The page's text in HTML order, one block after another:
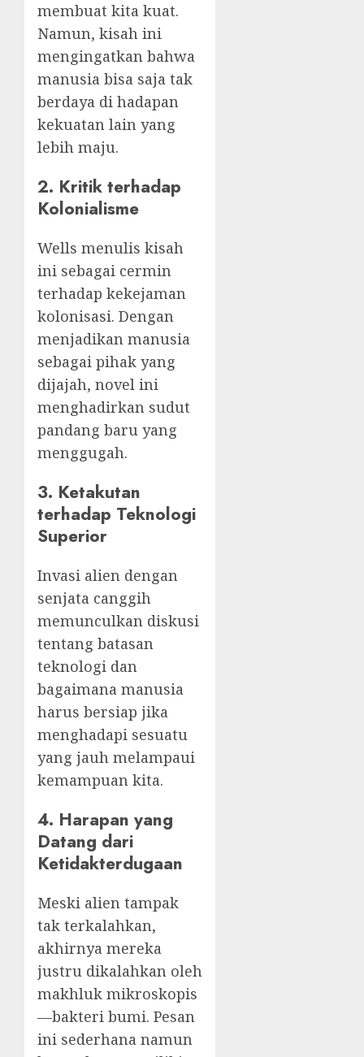
membuat kita kuat.
Namun, kisah ini
mengingatkan bahwa
manusia bisa saja tak
berdaya di hadapan
kekuatan lain yang
lebih maju.
2. Kritik terhadap
Kolonialisme
Wells menulis kisah
ini sebagai cermin
terhadap kekejaman
kolonisasi. Dengan
menjadikan manusia
sebagai pihak yang
dijajah, novel ini
menghadirkan sudut
pandang baru yang
menggugah.
3. Ketakutan
terhadap Teknologi
Superior
Invasi alien dengan
senjata canggih
memunculkan diskusi
tentang batasan
teknologi dan
bagaimana manusia
harus bersiap jika
menghadapi sesuatu
yang jauh melampaui
kemampuan kita.
4. Harapan yang
Datang dari
Ketidakterdugaan
Meski alien tampak
tak terkalahkan,
akhirnya mereka
justru dikalahkan oleh
makhluk mikroskopis
—bakteri bumi. Pesan
ini sederhana namun